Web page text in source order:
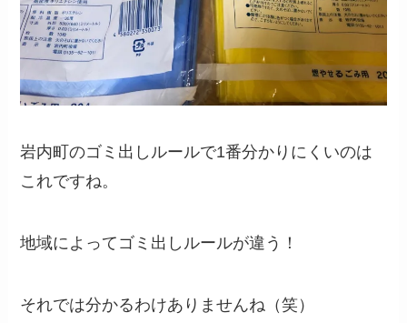
岩内町のゴミ出しルールで1番分かりにくいのは
これですね。
地域によってゴミ出しルールが違う！
それでは分かるわけありませんね（笑）